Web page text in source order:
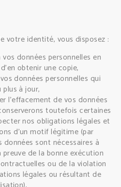
votre identité, vous disposez :
données personnelles en
obtenir une copie,
données personnelles qui
à jour,
l’effacement de vos données
toutefois certaines
nos obligations légales et
d’un motif légitime (par
données sont nécessaires à
de la bonne exécution
ou de la violation
légales ou résultant de